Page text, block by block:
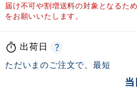
届け不可や割増送料の対象となるた
をお願いいたします。
出荷日
ただいまのご注文で、最短